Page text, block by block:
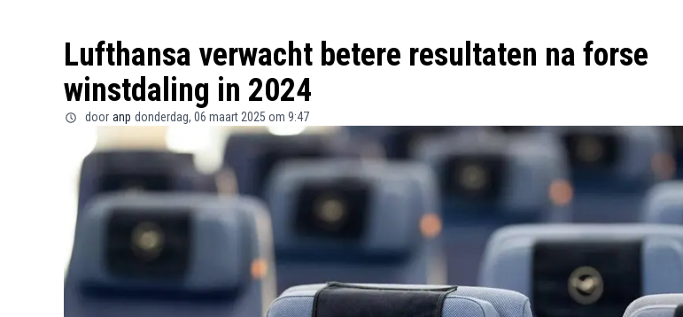
Lufthansa verwacht betere resultaten na forse
winstdaling in 2024
door anp donderdag, 06 maart 2025 om 9:47